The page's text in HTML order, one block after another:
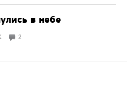
в небе
2